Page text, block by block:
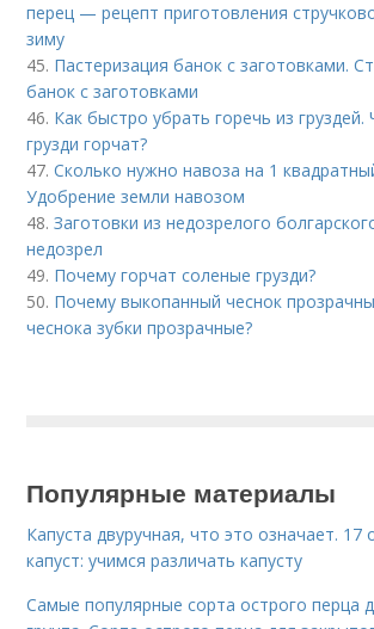
перец — рецепт приготовления
зиму
45. Пастеризация банок с заготовками.
банок с заготовками
46. Как быстро убрать горечь из груздей.
грузди горчат?
47.Сколько нужно навоза на 1
Удобрение земли навозом
48.Заготовки из недозрелого
недозрел
49. Почему горчат соленые грузди?
50. Почему выкопанный чеснок
чеснока зубки прозрачные?
Популярные материалы
Капуста двуручная, что это означает. 17
капуст: учимся различать капусту
Самые популярные сорта острого перца